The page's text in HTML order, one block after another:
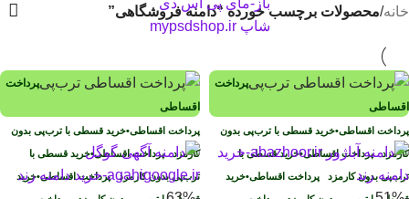
خانه/محصولات برچسب خورده “دامنه فروشگاهی”
پرداخت
اقساطی
پرداخت اقساطی•خرید قسطی با ترب‌پی بدون
کارمزدپرداخت اقساطی•خرید قسطی با
ترب‌پی بدون کارمزد پرداخت اقساطی•خرید
پرداخت
اقساطی
پرداخت اقساطی•خرید قسطی با ترب‌پی بدون
کارمزدپرداخت اقساطی•خرید قسطی با
ترب‌پی بدون کارمزدپرداخت اقساطی•خرید